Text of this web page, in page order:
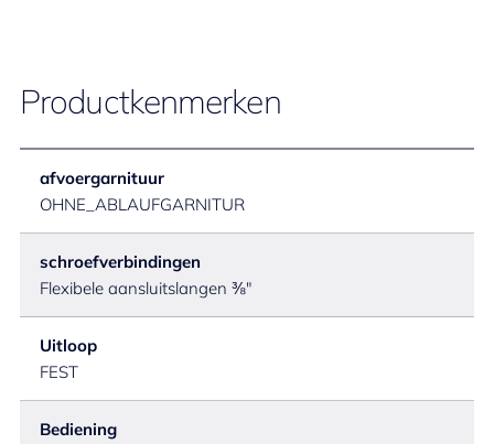
Productkenmerken
afvoergarnituur
OHNE_ABLAUFGARNITUR
schroefverbindingen
Flexibele aansluitslangen ⅜"
Uitloop
FEST
Bediening